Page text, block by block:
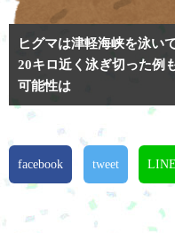
ヒグマは津軽海峡を泳い
20キロ近く泳ぎ切った
可能性は
facebook tweet LINE